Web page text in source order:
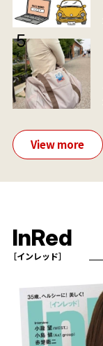
View more
InRed
［インレッド］